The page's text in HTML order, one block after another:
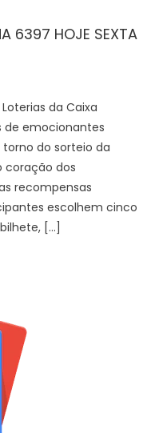
6397 HOJE SEXTA
da Caixa
de emocionantes
do sorteio da
coração dos
recompensas
escolhem cinco
[…]